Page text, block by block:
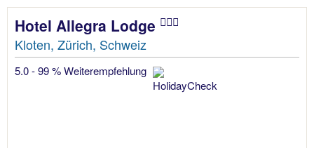
Hotel Allegra Lodge
Kloten, Zürich, Schweiz
5.0 - 99 % Weiterempfehlung